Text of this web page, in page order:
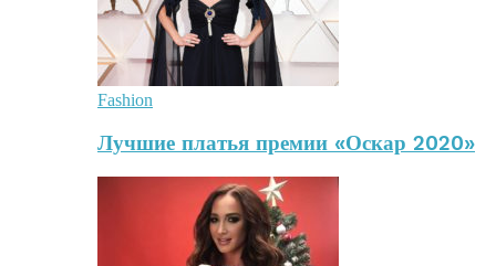
Fashion
Лучшие платья премии «Оскар 2020»